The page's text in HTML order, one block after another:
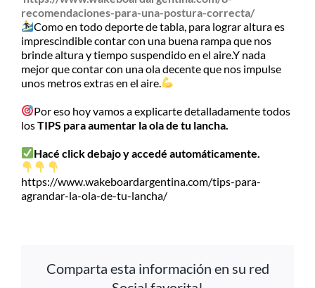
recomendaciones-para-una-postura-correcta/
Como en todo deporte de tabla, para lograr altura es
imprescindible contar con una buena rampa que nos
brinde altura y tiempo suspendido en el aire.Y nada
mejor que contar con una ola decente que nos impulse
unos metros extras en el aire.
Por eso hoy vamos a explicarte detalladamente todos
losTIPS para aumentar la ola de tu lancha.
Hacé click debajo y accedé automáticamente.
https://www.wakeboardargentina.com/tips-para-
agrandar-la-ola-de-tu-lancha/
Comparta esta información en su red